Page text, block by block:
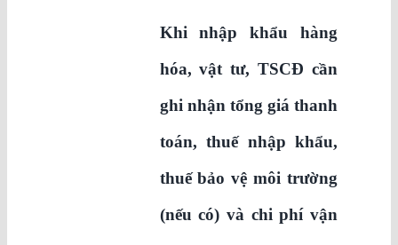
Khi nhập khẩu hàng
hóa, vật tư, TSCĐ cần
ghi nhận tổng giá thanh
toán, thuế nhập khẩu,
thuế bảo vệ môi trường
(nếu có) và chi phí vận